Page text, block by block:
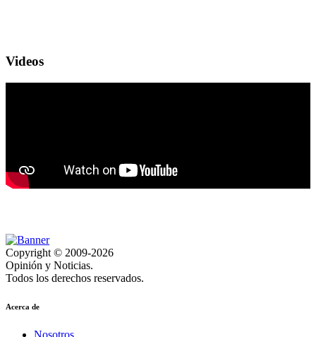
Videos
Copyright © 2009-2026
Opinión y Noticias.
Todos los derechos reservados.
Acerca de
Nosotros